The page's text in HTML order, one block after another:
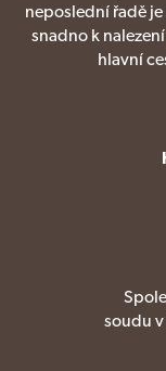
neposlední řadě je
snadno k
hlavní
soudu